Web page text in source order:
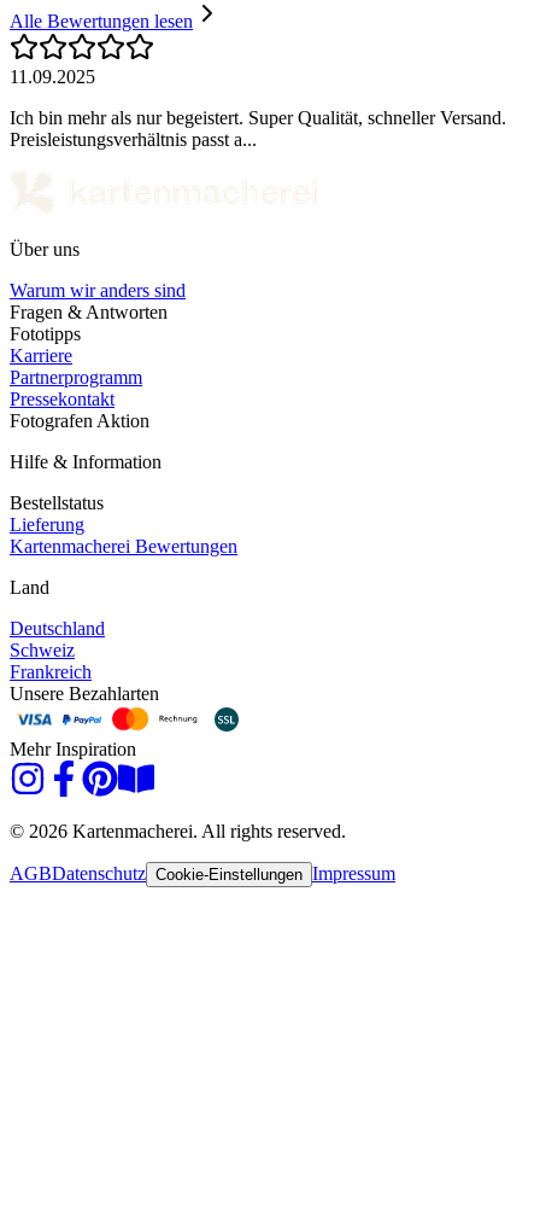
Alle Bewertungen lesen
11.09.2025
Ich bin mehr als nur begeistert. Super Qualität, schneller Versand.
Preisleistungsverhältnis passt a...
Über uns
Warum wir anders sind
Fragen & Antworten
Fototipps
Karriere
Partnerprogramm
Pressekontakt
Fotografen Aktion
Hilfe & Information
Bestellstatus
Lieferung
Kartenmacherei Bewertungen
Land
Deutschland
Schweiz
Frankreich
Unsere Bezahlarten
Mehr Inspiration
© 2026 Kartenmacherei. All rights reserved.
AGBDatenschutz Cookie-Einstellungen Impressum